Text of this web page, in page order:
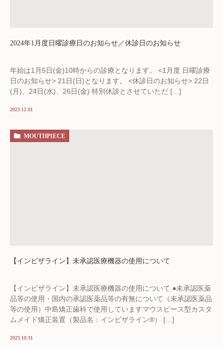
2024年1月度日曜診療日のお知らせ／休診日のお知らせ
年始は1月5日(金)10時からの診療となります。 <1月度 日曜診療
日のお知らせ> 21日(日)となります。 <休診日のお知らせ> 22日
(月)、24日(水)、26日(金) 特別休診とさせていただ […]
2023.12.01
MOUTHPIECE
【インビザライン】未承認医療機器の使用について
【インビザライン】未承認医療機器の使用について ●未承認医薬
品等の使用・国内の承認医薬品等の有無について（未承認医薬品
等の使用）中島矯正歯科で使用していますマウスピース型カスタ
ムメイド矯正装置（製品名：インビザライン®） […]
2023.10.31